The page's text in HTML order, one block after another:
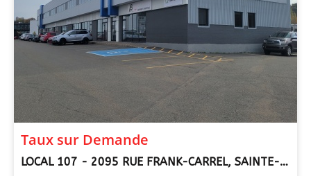
Taux sur Demande
LOCAL 107 - 2095 RUE FRANK-CARREL, SAINTE-FOY